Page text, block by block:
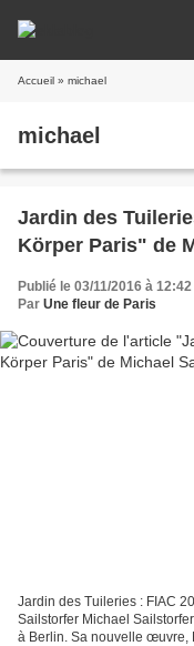
Accueil » michael
michael
Jardin des
Körper Paris" de
Publié le 03/11/2016 à 12:42
Par Une fleur de Paris
Jardin des Tuileries : FIAC
Sailstorfer Michael
à Berlin. Sa nouvelle œuvre,